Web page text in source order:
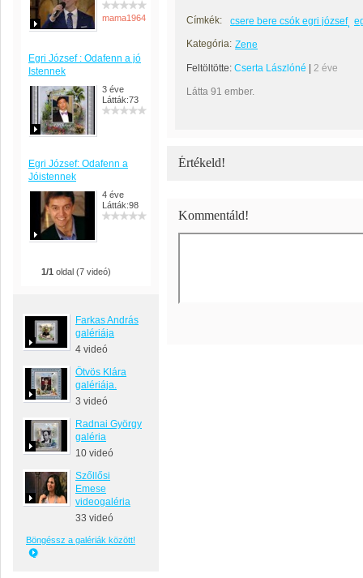
mama1964
Egri József : Odafenn a jó
Istennek
3 éve
Látták:73
Egri József: Odafenn a
Jóistennek
4 éve
Látták:98
1/1 oldal (7 videó)
Farkas András
galériája
4 videó
Ötvös Klára
galériája.
3 videó
Radnai György
galéria
10 videó
Szőllősi
Emese
videogaléria
33 videó
Böngéssz a galériák között!
Címkék: csere bere csók egri józsef
Kategória: Zene
Feltöltötte: Cserta Lászlóné 2 éve
Látta 91 ember.
Értékeld!
Kommentáld!